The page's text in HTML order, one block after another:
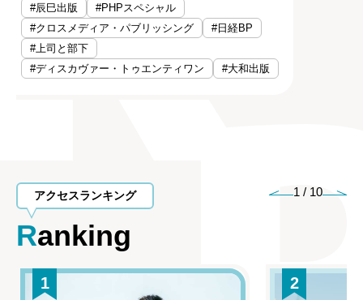
#辰巳出版
#PHPスペシャル
#クロスメディア・パブリッシング
#日経BP
#上司と部下
#ディスカヴァー・トゥエンティワン
#大和出版
アクセスランキング
Ranking
1 / 10
1 2